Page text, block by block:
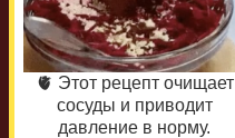
🫀 Этот рецепт очищает
сосуды и приводит
давление в норму.